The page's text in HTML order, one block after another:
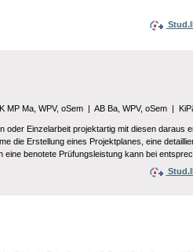
MP Ma, WPV, oSem | AB Ba, WPV, oSem |
Einzelarbeit projektartig mit diesen
die Erstellung eines Projektplanes, eine
benotete Prüfungsleistung kann bei